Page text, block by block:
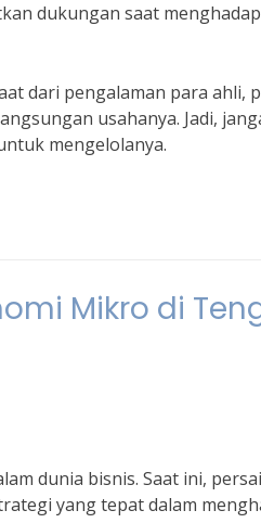
dukungan saat
dari pengalaman para ahli,
usahanya. Jadi,
mengelolanya.
Mikro di
dunia bisnis. Saat ini,
yang tepat dalam